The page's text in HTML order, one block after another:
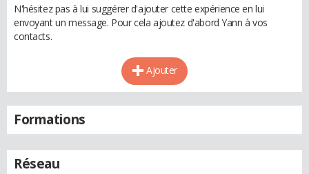
N'hésitez pas à lui suggérer d'ajouter cette expérience en lui
envoyant un message. Pour cela ajoutez d'abord Yann à vos
contacts.
Ajouter
Formations
Réseau